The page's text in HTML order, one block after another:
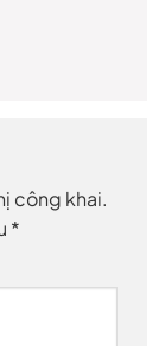
du lịch
hoàn thiện
công khai.
*